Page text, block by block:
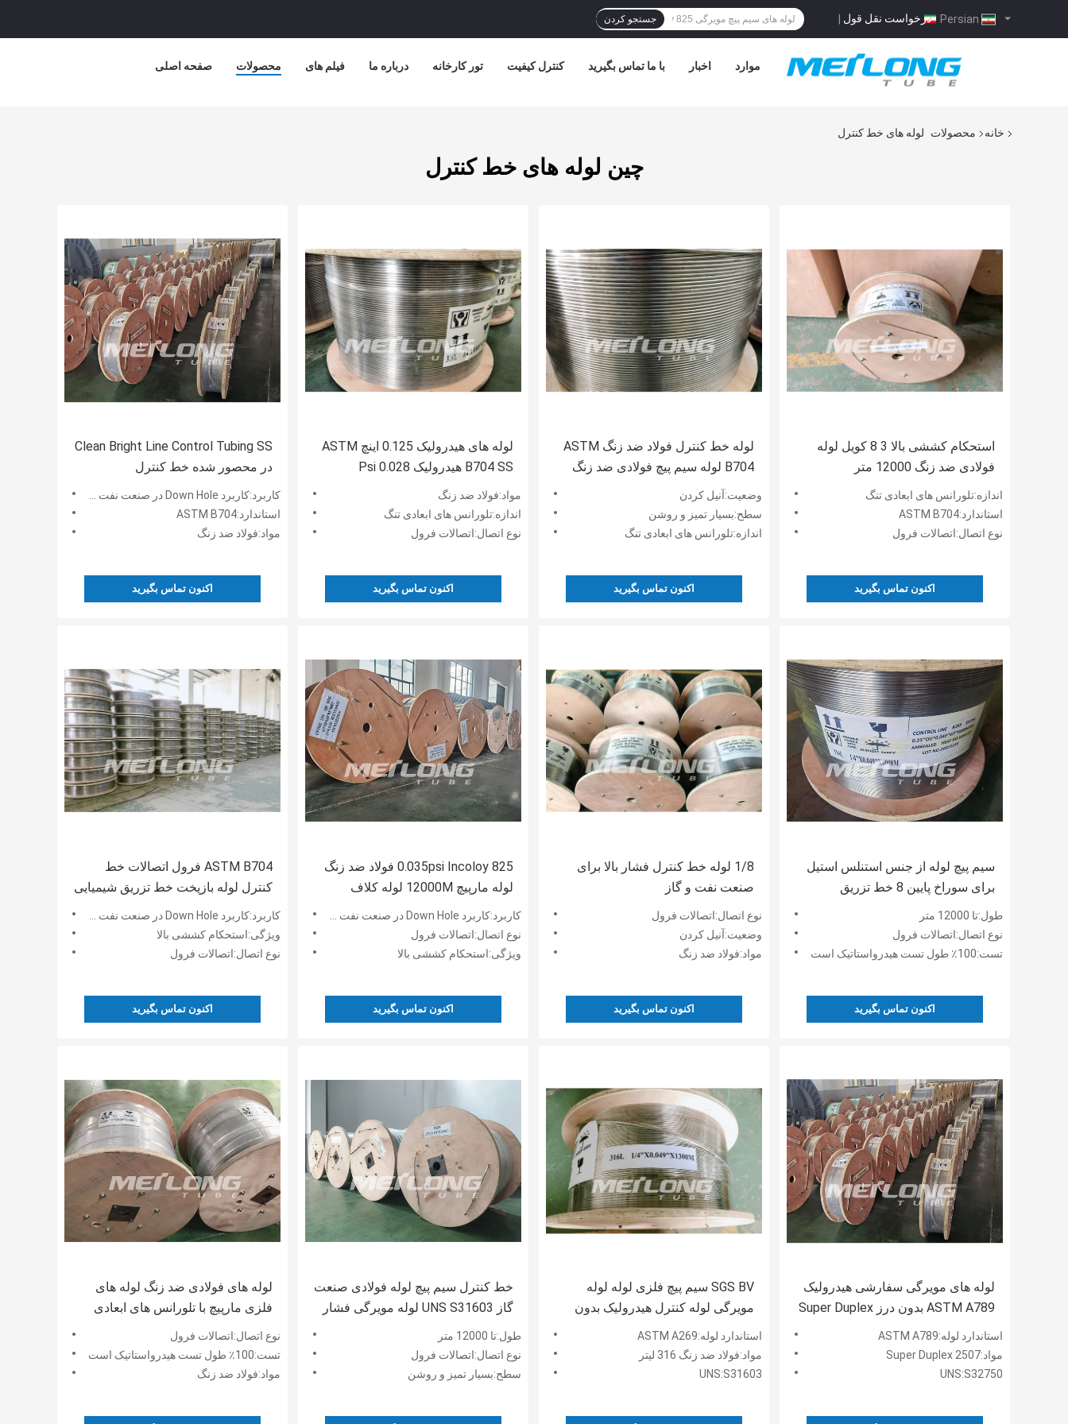
درخواست نقل قول | جستجو کردن
صفحه اصلی محصولات فیلم های درباره ما تور کارخانه کنترل کیفیت با ما تماس بگیرید اخبار موارد
خانه محصولات لوله های خط کنترل
چین لوله های خط کنترل
Clean Bright Line Control Tubing SS
در محصور شده خط کنترل
هیدرواستاتیک تست شده است
کاربرد:کاربرد Down Hole در صنعت نفت و گاز
استاندارد:ASTM B704
مواد:فولاد ضد زنگ
اکنون تماس بگیرید
لوله های هیدرولیک 0.125 اینچ ASTM
B704 SS هیدرولیک 0.028 Psi
مواد:فولاد ضد زنگ
اندازه:تلورانس های ابعادی تنگ
نوع اتصال:اتصالات فرول
اکنون تماس بگیرید
لوله خط کنترل فولاد ضد زنگ ASTM
B704 لوله سیم پیچ فولادی ضد زنگ
12000 متر
وضعیت:آنیل کردن
سطح:بسیار تمیز و روشن
اندازه:تلورانس های ابعادی تنگ
اکنون تماس بگیرید
استحکام کششی بالا 3 8 کویل لوله
فولادی ضد زنگ 12000 متر
اندازه:تلورانس های ابعادی تنگ
استاندارد:ASTM B704
نوع اتصال:اتصالات فرول
اکنون تماس بگیرید
ASTM B704 فرول اتصالات خط
کنترل لوله بازپخت خط تزریق شیمیایی
کاربرد:کاربرد Down Hole در صنعت نفت و گاز
ویژگی:استحکام کششی بالا
نوع اتصال:اتصالات فرول
اکنون تماس بگیرید
0.035psi Incoloy 825 فولاد ضد زنگ
لوله مارپیچ 12000M لوله کلاف
مویرگی
کاربرد:کاربرد Down Hole در صنعت نفت و گاز
نوع اتصال:اتصالات فرول
ویژگی:استحکام کششی بالا
اکنون تماس بگیرید
1/8 لوله خط کنترل فشار بالا برای
صنعت نفت و گاز
نوع اتصال:اتصالات فرول
وضعیت:آنیل کردن
مواد:فولاد ضد زنگ
اکنون تماس بگیرید
سیم پیچ لوله از جنس استنلس استیل
برای سوراخ پایین 8 خط تزریق
شیمیایی آزمایش شده هیدرواستاتیکطول:تا 12000 متر
نوع اتصال:اتصالات فرول
تست:100٪ طول تست هیدرواستاتیک است
اکنون تماس بگیرید
لوله های فولادی ضد زنگ لوله های
فلزی مارپیچ با تلورانس های ابعادی
دقیق
نوع اتصال:اتصالات فرول
تست:100٪ طول تست هیدرواستاتیک است
مواد:فولاد ضد زنگ
خط کنترل سیم پیچ لوله فولادی صنعت
گاز UNS S31603 لوله مویرگی فشار
بالا
طول:تا 12000 متر
نوع اتصال:اتصالات فرول
سطح:بسیار تمیز و روشن
SGS BV سیم پیچ فلزی لوله لوله
مویرگی لوله کنترل هیدرولیک بدون
درز
استاندارد لوله:ASTM A269
مواد:فولاد ضد زنگ 316 لیتر
UNS:S31603
لوله های مویرگی سفارشی هیدرولیک
ASTM A789 بدون درز Super Duplex
2507 برای چاه های گاز
استاندارد لوله:ASTM A789
مواد:Super Duplex 2507
UNS:S32750